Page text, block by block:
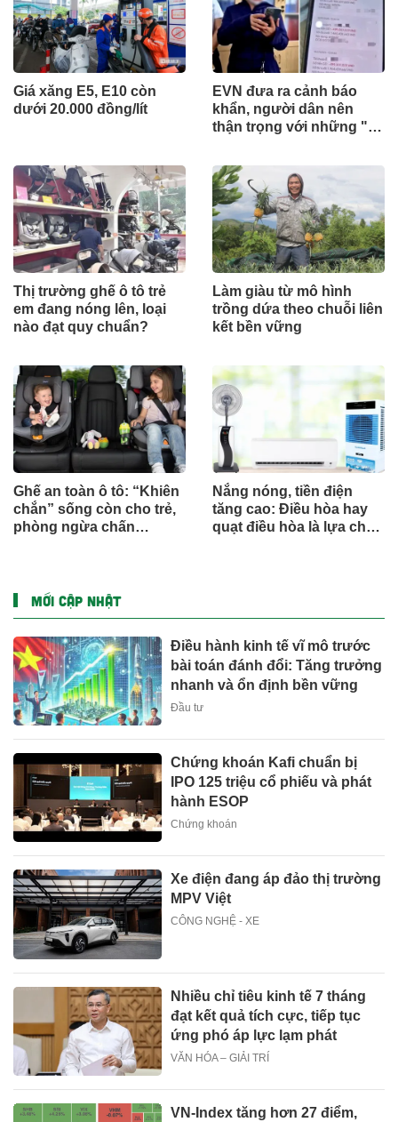
Giá xăng E5, E10 còn
dưới 20.000 đồng/lít
EVN đưa ra cảnh báo
khẩn, người dân nên
thận trọng với những "tin
Thị trường ghế ô tô trẻ
em đang nóng lên, loại
nào đạt quy chuẩn?
Làm giàu từ mô hình
trồng dứa theo chuỗi liên
kết bền vững
Ghế an toàn ô tô: “Khiên
chắn” sống còn cho trẻ,
phòng ngừa chấn
Nắng nóng, tiền điện
tăng cao: Điều hòa hay
quạt điều hòa là lựa chọn
MỚI CẬP NHẬT
Điều hành kinh tế vĩ mô trước
bài toán đánh đổi: Tăng trưởng
nhanh và ổn định bền vững
Đầu tư
Chứng khoán Kafi chuẩn bị
IPO 125 triệu cổ phiếu và phát
hành ESOP
Chứng khoán
Xe điện đang áp đảo thị trường
MPV Việt
CÔNG NGHỆ - XE
Nhiều chỉ tiêu kinh tế 7 tháng
đạt kết quả tích cực, tiếp tục
ứng phó áp lực lạm phát
VĂN HÓA – GIẢI TRÍ
VN-Index tăng hơn 27 điểm,